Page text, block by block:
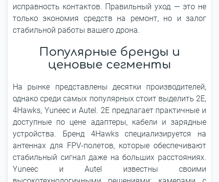
исправность контактов. Правильный уход — это не
только экономия средств на ремонт, но и залог
стабильной работы вашего дрона.
Популярные бренды и
ценовые сегменты
На рынке представлены десятки производителей,
однако среди самых популярных стоит выделить 2E,
4Hawks, Yuneec и Autel. 2E предлагает практичные и
доступные по цене адаптеры, кабели и зарядные
устройства. Бренд 4Hawks специализируется на
антеннах для FPV-полетов, которые обеспечивают
стабильный сигнал даже на больших расстояниях.
Yuneec и Autel известны своими